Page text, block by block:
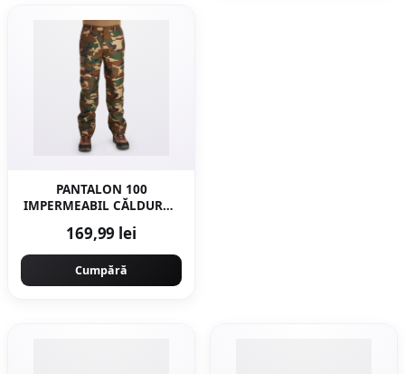
PANTALON 100
IMPERMEABIL CĂLDUROS
169,99 lei
Cumpără